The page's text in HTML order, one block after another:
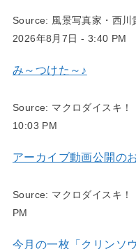
Source: 風景写真家・西川
2026年8月7日 - 3:40 PM
み～つけた～♪
Source: マクロダイスキ！
10:03 PM
アーカイブ動画公開の
Source: マクロダイスキ！
PM
今月の一枚「クリンソ